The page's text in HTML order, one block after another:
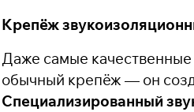
Крепёж
Даже самые
обычный крепёж — он
Специализированный